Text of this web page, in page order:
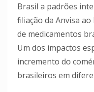
Brasil a padrões
filiação da Anvisa
de medicamentos
Um dos impactos
incremento do
brasileiros em